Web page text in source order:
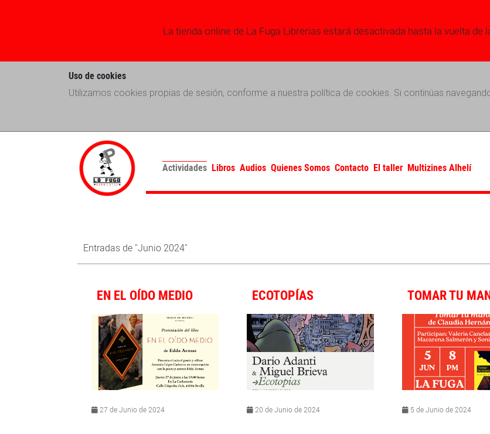
La tienda online de La Fuga Librerias estará desactivada hasta la vuelta de
Uso de cookies
Utilizamos cookies propias de sesión, conforme a nuestra política de cookies. Si continúas
Actividades Libros Audios Quienes Somos Contacto El taller Multizines Alhelí
Entradas de "Junio 2024"
EN EL OÍDO MEDIO
27 de Junio de 2024
ECOTOPÍAS
20 de Junio de 2024
TOMAR TU
5 de Junio de 2024